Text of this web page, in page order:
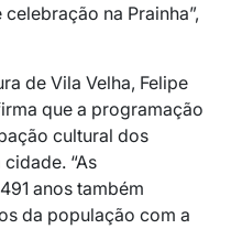
na Prainha”,
de Vila Velha, Felipe
que a programação
cultural dos
“As
anos também
da população com a